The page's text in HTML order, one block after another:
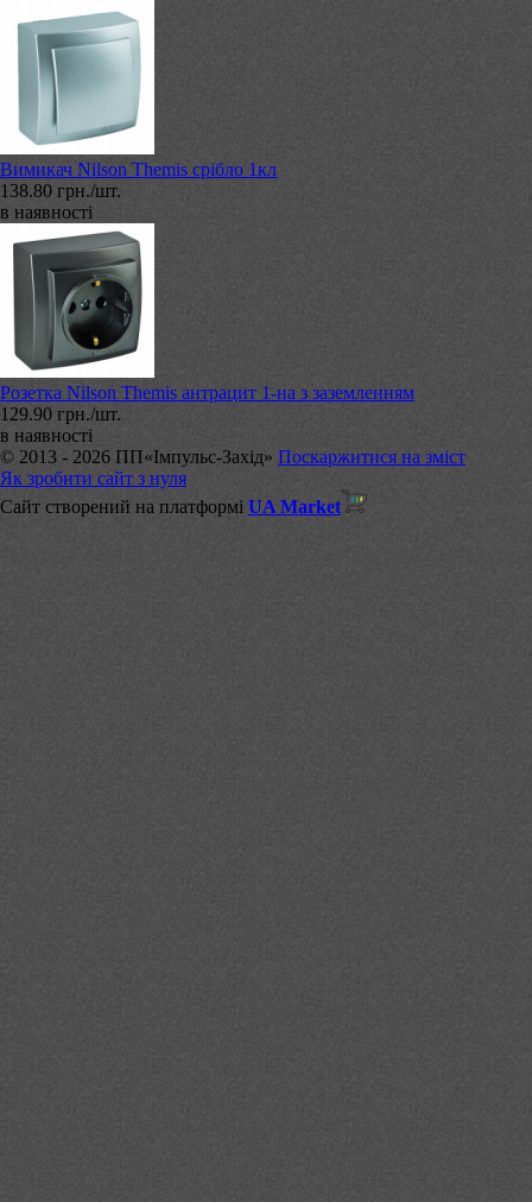
Вимикач Nilson Themis срібло 1кл
138.80 грн./шт.
в наявності
Розетка Nilson Themis антрацит 1-на з заземленням
129.90 грн./шт.
в наявності
© 2013 - 2026 ПП«Імпульс-Захід» Поскаржитися на зміст
Як зробити сайт з нуля
Сайт створений на платформі UA Market